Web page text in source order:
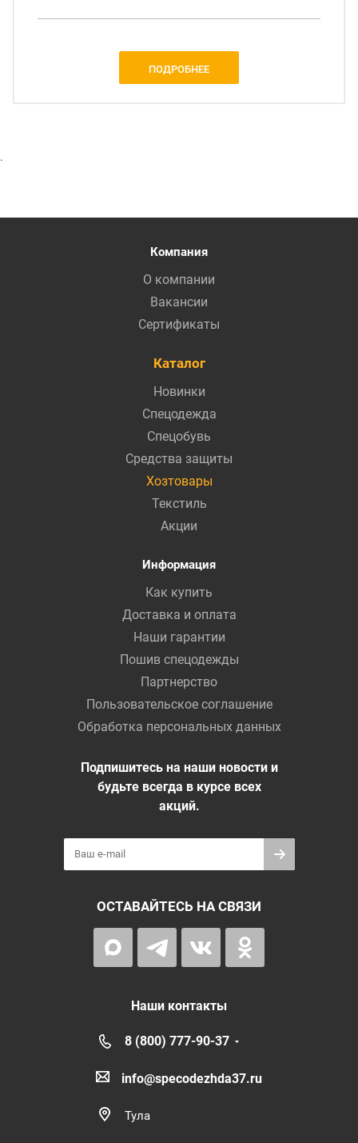
ПОДРОБНЕЕ
.
Компания
О компании
Вакансии
Сертификаты
Каталог
Новинки
Спецодежда
Спецобувь
Средства защиты
Хозтовары
Текстиль
Акции
Информация
Как купить
Доставка и оплата
Наши гарантии
Пошив спецодежды
Партнерство
Пользовательское соглашение
Обработка персональных данных
Подпишитесь на наши новости и
будьте всегда в курсе всех
акций.
ОСТАВАЙТЕСЬ НА СВЯЗИ
Наши контакты
8 (800) 777-90-37
info@specodezhda37.ru
Тула